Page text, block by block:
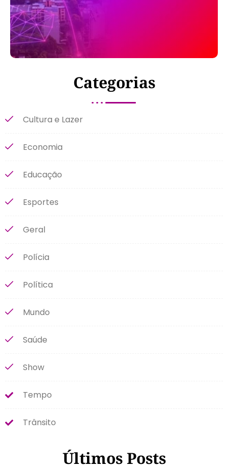
Categorias
Cultura e Lazer
Economia
Educação
Esportes
Geral
Polícia
Política
Mundo
Saúde
Show
Tempo
Trânsito
Últimos Posts